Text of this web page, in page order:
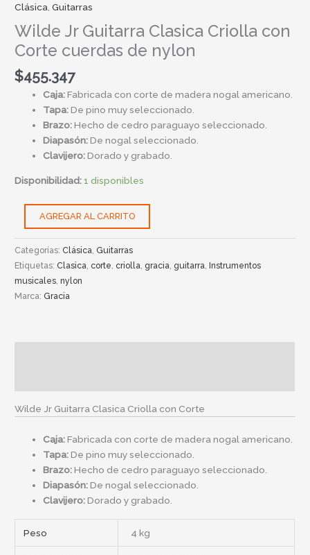
Clásica,Guitarras
Wilde Jr Guitarra Clasica Criolla con
Corte cuerdas de nylon
$455.347
Caja:Fabricada con corte de madera nogal americano.
Tapa:De pino muy seleccionado.
Brazo:Hecho de cedro paraguayo seleccionado.
Diapasón:De nogal seleccionado.
Clavijero:Dorado y grabado.
Disponibilidad:1 disponibles
cantidad
AGREGAR AL CARRITO
Categorías: Clásica, Guitarras
Etiquetas: Clasica, corte, criolla, gracia, guitarra,Instrumentos
musicales,nylon
Marca: Gracia
Wilde Jr Guitarra Clasica Criolla con Corte
Caja:Fabricada con corte de madera nogal americano.
Tapa:De pino muy seleccionado.
Brazo:Hecho de cedro paraguayo seleccionado.
Diapasón:De nogal seleccionado.
Clavijero:Dorado y grabado.
Peso 4 kg